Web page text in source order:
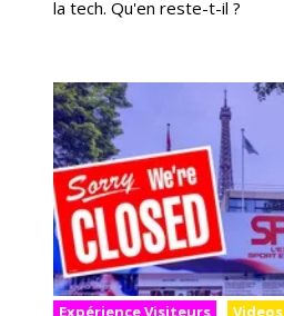
la tech. Qu'en reste-t-il ?
Expérience Visiteurs Videos